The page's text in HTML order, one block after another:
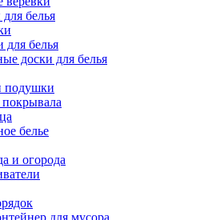
белья
белья
доски для белья
подушки
белье
и огорода
для мусора